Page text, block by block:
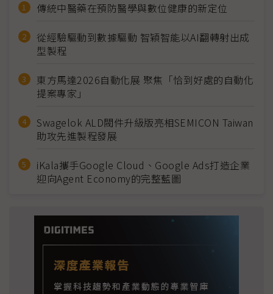
傳統中醫藥在預防醫學與數位健康的新定位
從經驗驅動到數據驅動 智穎智能以AI翻轉射出成
型製程
東方馬達2026自動化展 聚焦「恰到好處的自動化
提案專家」
Swagelok ALD閥件升級版亮相SEMICON Taiwan
助攻先進製程發展
iKala攜手Google Cloud、Google Ads打造企業
迎向Agent Economy的完整藍圖